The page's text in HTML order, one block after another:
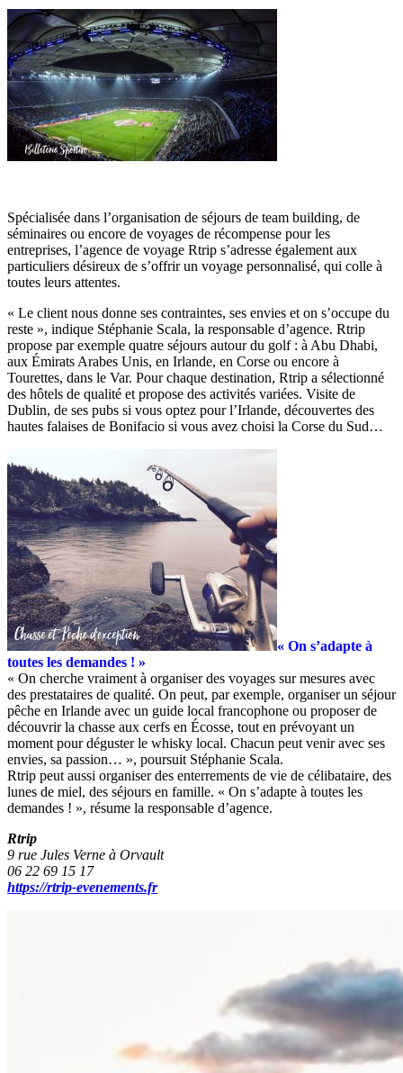
Spécialisée dans l’organisation de séjours de team building, de
séminaires ou encore de voyages de récompense pour les
entreprises, l’agence de voyage Rtrip s’adresse également aux
particuliers désireux de s’offrir un voyage personnalisé, qui colle à
toutes leurs attentes.
« Le client nous donne ses contraintes, ses envies et on s’occupe du
reste », indique Stéphanie Scala, la responsable d’agence. Rtrip
propose par exemple quatre séjours autour du golf : à Abu Dhabi,
aux Émirats Arabes Unis, en Irlande, en Corse ou encore à
Tourettes, dans le Var. Pour chaque destination, Rtrip a sélectionné
des hôtels de qualité et propose des activités variées. Visite de
Dublin, de ses pubs si vous optez pour l’Irlande, découvertes des
hautes falaises de Bonifacio si vous avez choisi la Corse du Sud…
« On s’adapte à
toutes les demandes ! »
« On cherche vraiment à organiser des voyages sur mesures avec
des prestataires de qualité. On peut, par exemple, organiser un séjour
pêche en Irlande avec un guide local francophone ou proposer de
découvrir la chasse aux cerfs en Écosse, tout en prévoyant un
moment pour déguster le whisky local. Chacun peut venir avec ses
envies, sa passion… », poursuit Stéphanie Scala.
Rtrip peut aussi organiser des enterrements de vie de célibataire, des
lunes de miel, des séjours en famille. « On s’adapte à toutes les
demandes ! », résume la responsable d’agence.
Rtrip
9 rue Jules Verne à Orvault
06 22 69 15 17
https://rtrip-evenements.fr